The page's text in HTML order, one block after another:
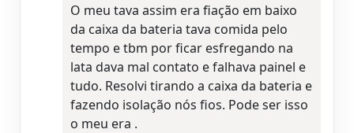
O meu tava assim era fiação em baixo
da caixa da bateria tava comida pelo
tempo e tbm por ficar esfregando na
lata dava mal contato e falhava painel e
tudo. Resolvi tirando a caixa da bateria e
fazendo isolação nós fios. Pode ser isso
o meu era .